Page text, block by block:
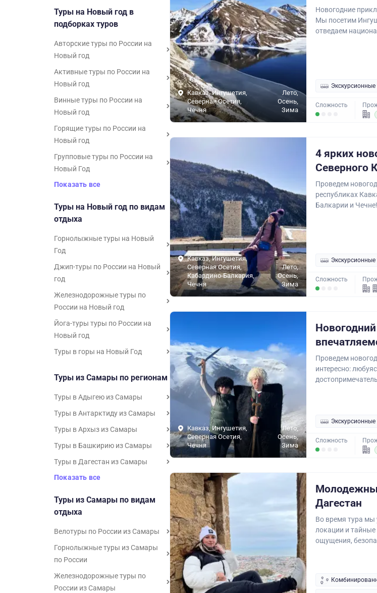
Туры на Новый год в
подборках туров
Авторские туры по России на
Новый год
Активные туры по России на
Новый год
Винные туры по России на
Новый год
Горящие туры по России на
Новый год
Групповые туры по России на
Новый Год
Показать все
Туры на Новый год по видам
отдыха
Горнолыжные туры на Новый
Год
Джип-туры по России на Новый
год
Железнодорожные туры по
России на Новый год
Йога-туры туры по России на
Новый год
Туры в горы на Новый Год
Туры из Самары по регионам
Туры в Адыгею из Самары
Туры в Антарктиду из Самары
Туры в Архыз из Самары
Туры в Башкирию из Самары
Туры в Дагестан из Самары
Показать все
Туры из Самары по видам
отдыха
Велотуры по России из Самары
Горнолыжные туры из Самары
по России
Железнодорожные туры по
России из Самары
Кавказ, Ингушетия,
Северная Осетия,
Чечня
Лето,
Осень,
Зима
Новогодние
Мы посетим
отведаем
Сложность
Кавказ, Ингушетия,
Северная Осетия,
Кабардино-Балкария,
Чечня
Лето,
Осень,
Зима
4 ярких
Северного
Проведем
республиках
Балкарии и
Сложность
Кавказ, Ингушетия,
Северная Осетия,
Чечня
Лето,
Осень,
Зима
Проведем
интересно:
Сложность
Дагестан
Во время тура мы
локации и
ощущения,